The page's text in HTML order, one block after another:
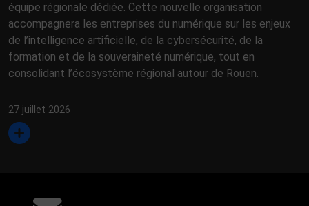
équipe régionale dédiée. Cette nouvelle organisation
accompagnera les entreprises du numérique sur les enjeux
de l’intelligence artificielle, de la cybersécurité, de la
formation et de la souveraineté numérique, tout en
consolidant l’écosystème régional autour de Rouen.
27 juillet 2026